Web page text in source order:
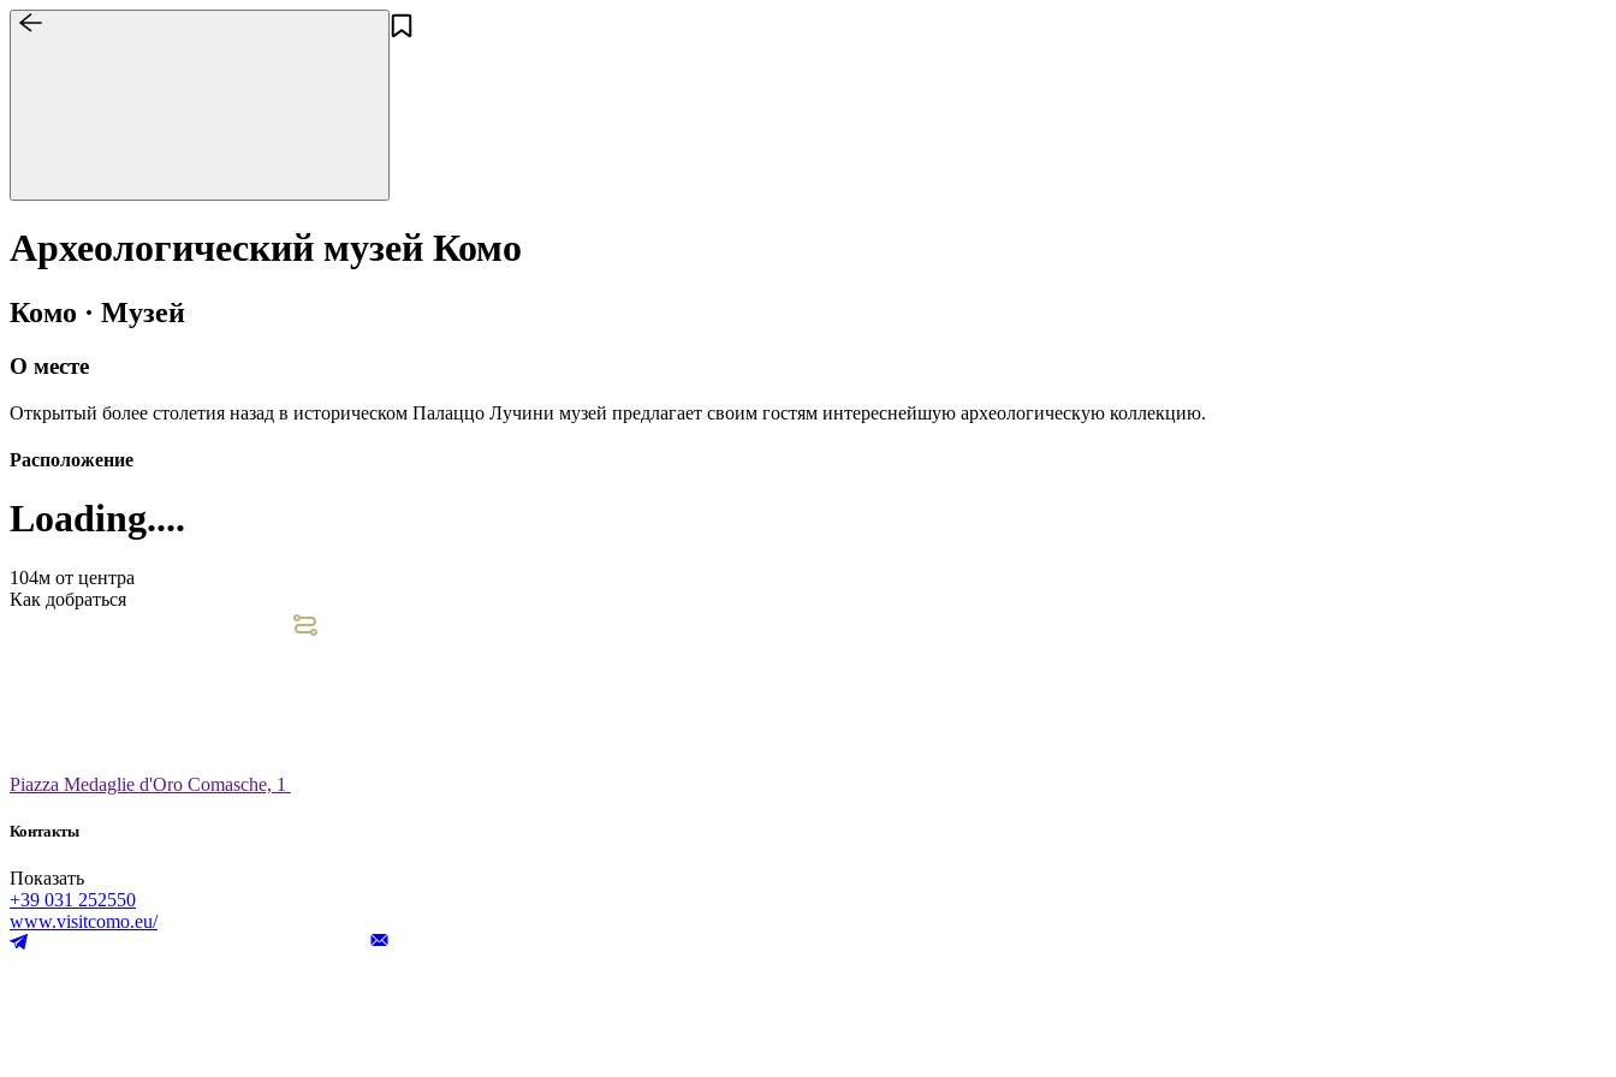
Археологический музей Комо
Комо · Музей
О месте
Открытый более столетия назад в историческом Палаццо Лучини музей предлагает своим гостям интереснейшую археологическую коллекцию.
Расположение
Loading....
104м от центра
Как добраться
Piazza Medaglie d'Oro Comasche, 1
Контакты
Показать
+39 031 252550
www.visitcomo.eu/